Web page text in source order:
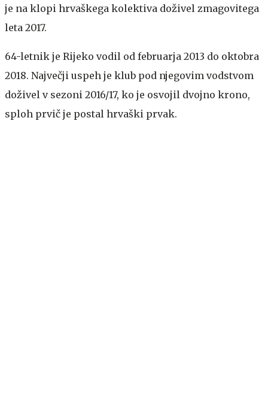
je na klopi hrvaškega kolektiva doživel zmagovitega
leta 2017.
64-letnik je Rijeko vodil od februarja 2013 do oktobra
2018. Največji uspeh je klub pod njegovim vodstvom
doživel v sezoni 2016/17, ko je osvojil dvojno krono,
sploh prvič je postal hrvaški prvak.